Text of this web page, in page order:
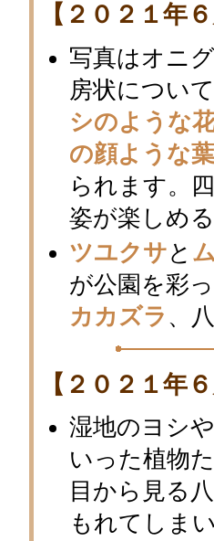
【２０２１年
写真はオニ
房状につい
シのような
の顔ような
られます。
姿が楽しめ
ツユクサと
が公園を彩
カカズラ 、
【２０２１年
湿地のヨシ
いった植物
目から見る
もれてしま